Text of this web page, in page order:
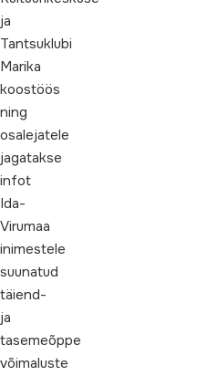
ja
Tantsuklubi
Marika
koostöös
ning
osalejatele
jagatakse
infot
Ida-
Virumaa
inimestele
suunatud
täiend-
ja
tasemeõppe
võimaluste